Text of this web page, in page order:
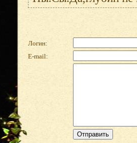
Логин:
E-mail: